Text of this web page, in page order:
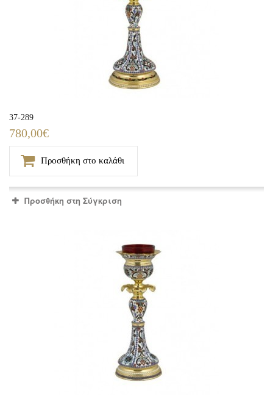
37-289
780,00€
Προσθήκη στο καλάθι
Προσθήκη στη Σύγκριση